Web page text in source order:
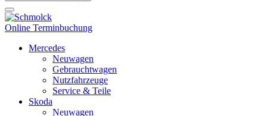
Online Terminbuchung
Mercedes
Neuwagen
Gebrauchtwagen
Nutzfahrzeuge
Service & Teile
Skoda
Neuwagen